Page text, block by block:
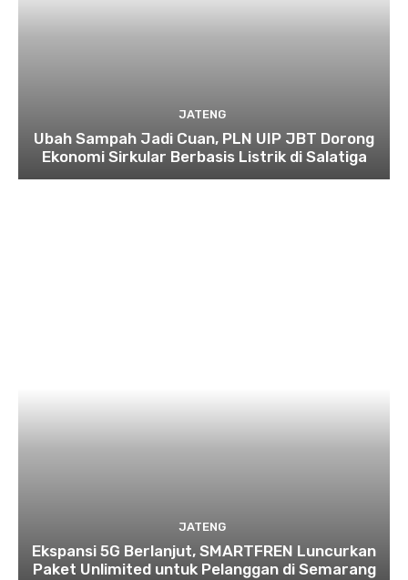
JATENG
Ubah Sampah Jadi Cuan, PLN UIP JBT Dorong
Ekonomi Sirkular Berbasis Listrik di Salatiga
JATENG
Ekspansi 5G Berlanjut, SMARTFREN Luncurkan
Paket Unlimited untuk Pelanggan di Semarang